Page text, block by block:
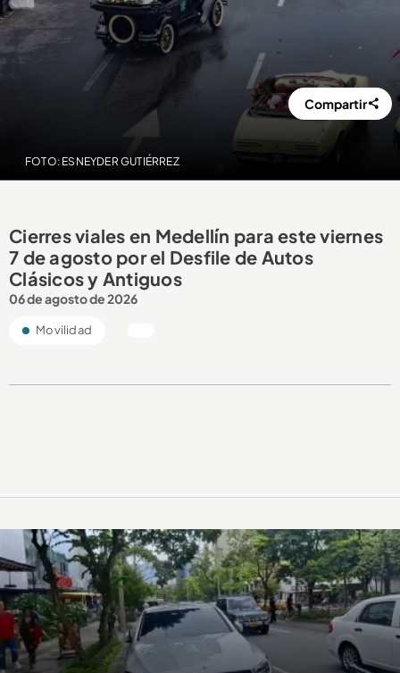
FOTO: ESNEYDER GUTIÉRREZ
Compartir
Cierres viales en Medellín para este viernes
7 de agosto por el Desfile de Autos
Clásicos y Antiguos
06 de agosto de 2026
Movilidad